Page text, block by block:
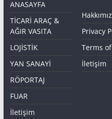
ANASAYFA
TİCARİ ARAÇ &
AĞIR VASITA
LOJİSTİK
YAN SANAYİ
RÖPORTAJ
FUAR
İletişim
Privacy
Terms
İletişim